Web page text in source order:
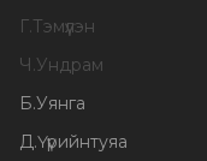
Г.Тэмүүлэн
Ч.Ундрам
Б.Уянга
Д.Үүрийнтуяа